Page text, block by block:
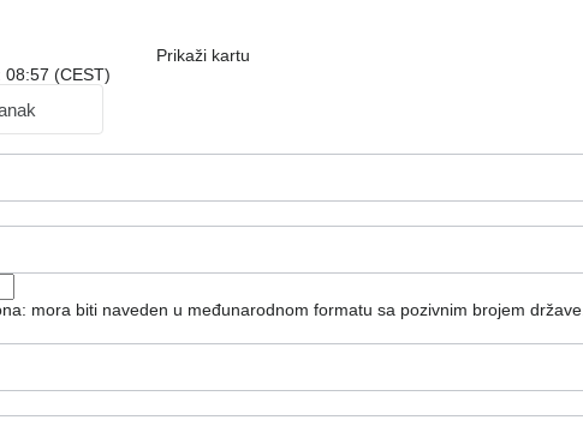
Prikaži kartu
(CEST)
mora biti naveden u međunarodnom formatu sa pozivnim brojem države.